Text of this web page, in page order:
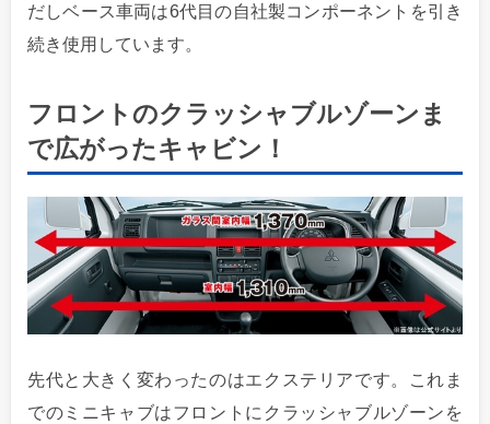
だしベース車両は6代目の自社製コンポーネントを引き
続き使用しています。
フロントのクラッシャブルゾーンま
で広がったキャビン！
先代と大きく変わったのはエクステリアです。これま
でのミニキャブはフロントにクラッシャブルゾーンを